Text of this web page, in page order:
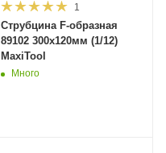
1
Струбцина F-образная
89102 300х120мм (1/12)
MaxiTool
Много